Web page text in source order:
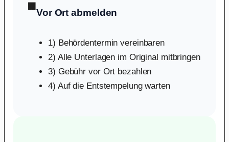
🏢
Vor Ort abmelden
1) Behördentermin vereinbaren
2) Alle Unterlagen im Original mitbringen
3) Gebühr vor Ort bezahlen
4) Auf die Entstempelung warten